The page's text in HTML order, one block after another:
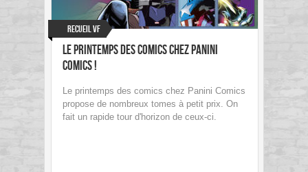
Recueil VF
Le Printemps des Comics chez Panini
Comics !
Le printemps des comics chez Panini Comics
propose de nombreux tomes à petit prix. On
fait un rapide tour d'horizon de ceux-ci.